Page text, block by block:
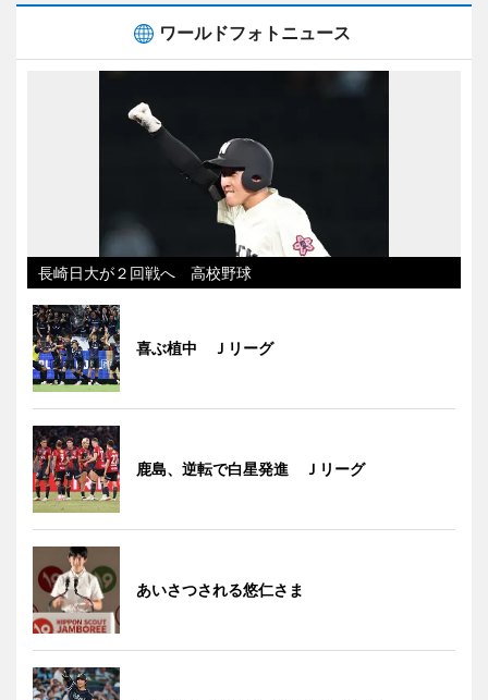
ワールドフォトニュース
長崎日大が２回戦へ 高校野球
喜ぶ植中 Ｊリーグ
鹿島、逆転で白星発進 Ｊリーグ
あいさつされる悠仁さま